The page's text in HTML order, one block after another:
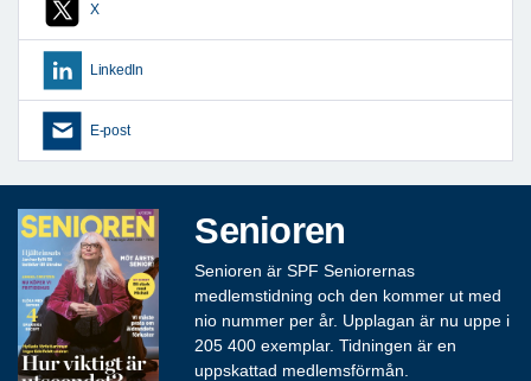
X
LinkedIn
E-post
Senioren
Senioren är SPF Seniorernas
medlemstidning och den kommer ut med
nio nummer per år. Upplagan är nu uppe i
205 400 exemplar. Tidningen är en
uppskattad medlemsförmån.